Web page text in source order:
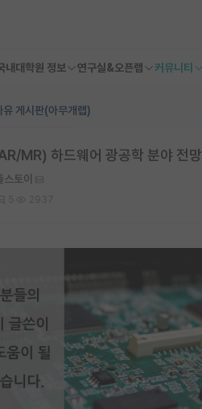
내대학원 정보 연구실&오픈랩 커뮤니티
유 게시판(아무개랩)
MR) 하드웨어 광공학 분야 전망
토이